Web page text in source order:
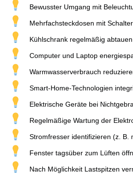
Bewusster Umgang mit
Mehrfachsteckdosen mit
Kühlschrank regelmäßig abtauen
Computer und Laptop
Warmwasserverbrauch
Smart-Home-Technologien
Elektrische Geräte bei
Regelmäßige Wartung der
Stromfresser identifizieren (z. B.
Fenster tagsüber zum Lüften
Nach Möglichkeit Lastspitzen